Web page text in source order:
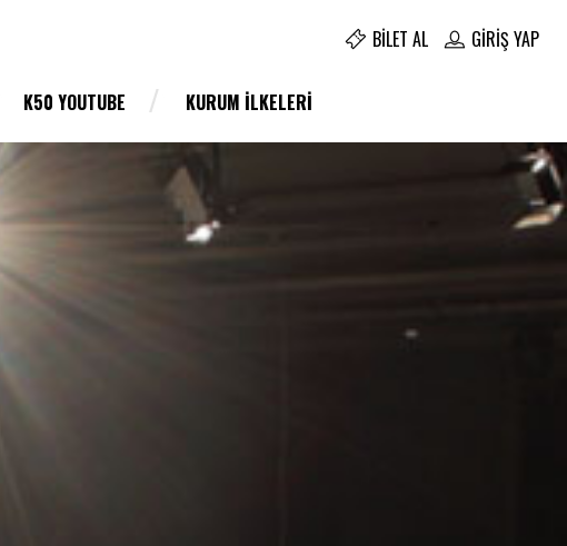
BILET AL GIRIŞ YAP
K50 YOUTUBE KURUM İLKELERI